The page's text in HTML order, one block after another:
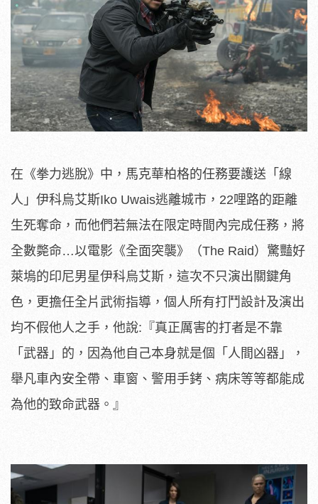
在《拳力逃脫》中，馬克華柏格的任務要護送「線
人」伊科烏艾斯Iko Uwais逃離城市，22哩路的距離
生死奪命， 而他們若無法在限定時間內完成任務，將
全數斃命…以電影《全面突襲》（The Raid）驚豔好
萊塢的印尼男星伊科烏艾斯， 這次不只演出關鍵角
色，更擔任全片武術指導， 個人所有打鬥設計及演出
均不假他人之手，他說:『真正厲害的打者是不靠
「武器」的，因為他自己本身就是個「 人間凶器」，
舉凡車內安全帶、車窗、警用手銬、 病床等等都能成
為他的致命武器。』